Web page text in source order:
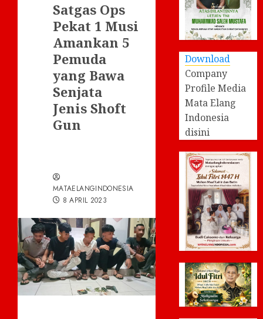
Satgas Ops
Pekat 1 Musi
Amankan 5
Pemuda
yang Bawa
Senjata
Jenis Shoft
Gun
MATAELANGINDONESIA
8 APRIL 2023
Download
Company
Profile Media
Mata Elang
Indonesia
disini